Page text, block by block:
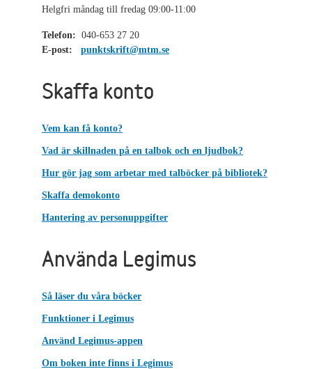
Helgfri måndag till fredag 09:00-11:00
Telefon: 040-653 27 20
E-post:
punktskrift@mtm.se
Skaffa konto
Vem kan få konto?
Vad är skillnaden på en talbok och en ljudbok?
Hur gör jag som arbetar med talböcker på bibliotek?
Skaffa demokonto
Hantering av personuppgifter
Använda Legimus
Så läser du våra böcker
Funktioner i Legimus
Använd Legimus-appen
Om boken inte finns i Legimus